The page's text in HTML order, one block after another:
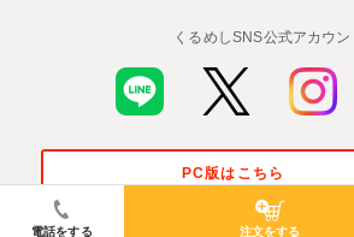
電話をする 注文をする
くるめしSNS公式アカウン
PC版はこちら
© Kurumeshi, Inc. All Rights